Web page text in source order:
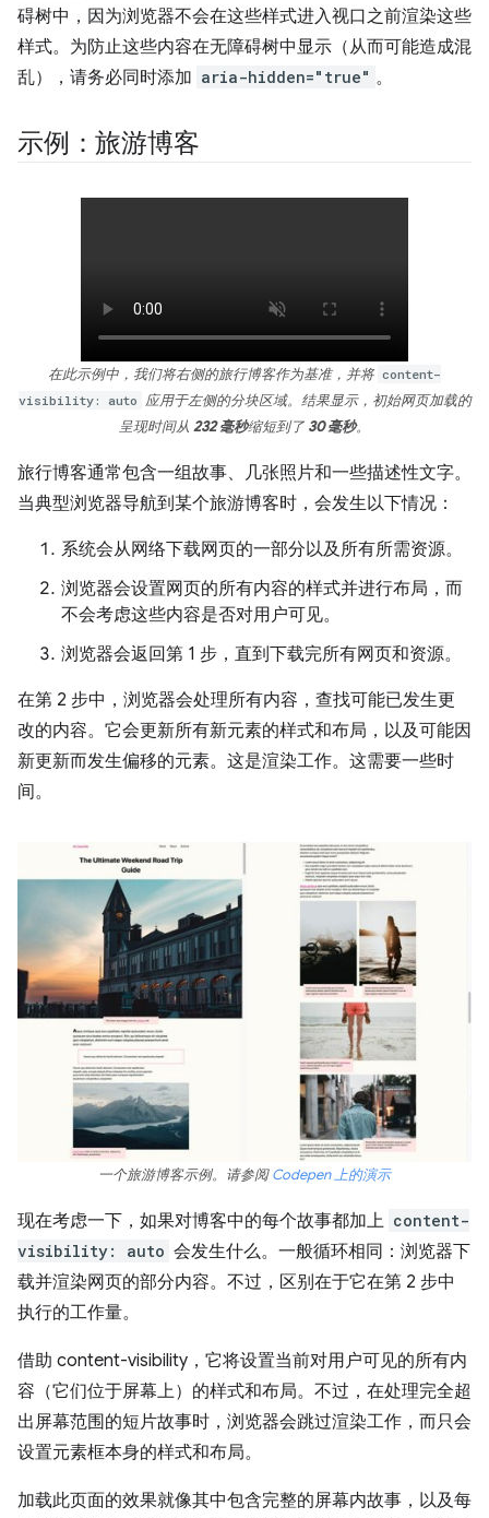
碍树中，因为浏览器不会在这些样式进入视口之前渲染这些
样式。为防止这些内容在无障碍树中显示（从而可能造成混
乱），请务必同时添加 aria-hidden="true" 。
示例：旅游博客
在此示例中，我们将右侧的旅行博客作为基准，并将 content-
visibility: auto 应用于左侧的分块区域。结果显示，初始网页加载的
呈现时间从 232 毫秒缩短到了 30 毫秒。
旅行博客通常包含一组故事、几张照片和一些描述性文字。
当典型浏览器导航到某个旅游博客时，会发生以下情况：
系统会从网络下载网页的一部分以及所有所需资源。
浏览器会设置网页的所有内容的样式并进行布局，而
不会考虑这些内容是否对用户可见。
浏览器会返回第 1 步，直到下载完所有网页和资源。
在第 2 步中，浏览器会处理所有内容，查找可能已发生更
改的内容。它会更新所有新元素的样式和布局，以及可能因
新更新而发生偏移的元素。这是渲染工作。这需要一些时
间。
一个旅游博客示例。请参阅Codepen 上的演示
现在考虑一下，如果对博客中的每个故事都加上 content-
visibility: auto 会发生什么。一般循环相同：浏览器下
载并渲染网页的部分内容。不过，区别在于它在第 2 步中
执行的工作量。
借助 content-visibility，它将设置当前对用户可见的所有内
容（它们位于屏幕上）的样式和布局。不过，在处理完全超
出屏幕范围的短片故事时，浏览器会跳过渲染工作，而只会
设置元素框本身的样式和布局。
加载此页面的效果就像其中包含完整的屏幕内故事，以及每